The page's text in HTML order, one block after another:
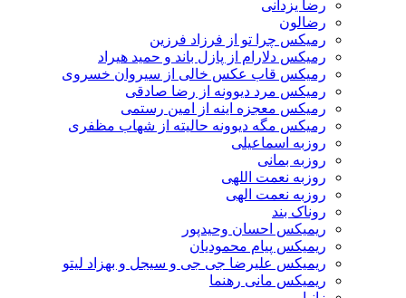
رضا یزدانی
رضالون
رمیکس چرا تو از فرزاد فرزین
رمیکس دلارام از پازل باند و حمید هیراد
رمیکس قاب عکس خالی از سیروان خسروی
رمیکس مرد دیوونه از رضا صادقی
رمیکس معجزه اینه از امین رستمی
رمیکس مگه دیوونه حالیته از شهاب مظفری
روزبه اسماعیلی
روزبه بمانی
روزبه نعمت اللهی
روزبه نعمت الهی
روناک بند
ریمیکس احسان وحیدپور
ریمیکس پیام محمودیان
ریمیکس علیرضا جی جی و سیجل و بهزاد لیتو
ریمیکس مانی رهنما